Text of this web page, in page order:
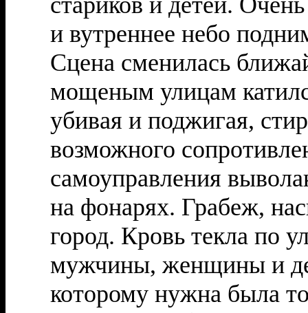
и вутреннее небо
Сцена сменилась
мощеным улицам
убивая и поджигая,
возможного
самоуправления
на фонарях. Грабеж,
город. Кровь текла по
мужчины, женщины и
которому нужна была